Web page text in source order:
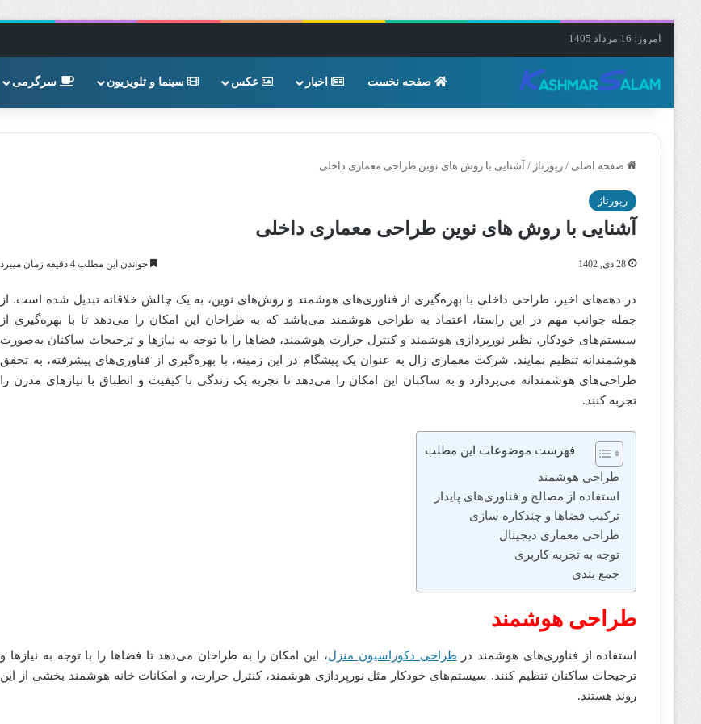
امروز: 16 مرداد 1405
صفحه نخست اخبار عکس سینما و تلویزیون سرگرمی
صفحه اصلی / رپورتاژ / آشنایی با روش های نوین طراحی معماری داخلی
رپورتاژ
آشنایی با روش های نوین طراحی معماری داخلی
28 دی, 1402 خواندن این مطلب 4 دقیقه زمان میبرد
در دهه‌های اخیر، طراحی داخلی با بهره‌گیری از فناوری‌های هوشمند و روش‌های نوین، به یک چالش خلاقانه تبدیل شده است. از
جمله جوانب مهم در این راستا، اعتماد به طراحی هوشمند می‌باشد که به طراحان این امکان را می‌دهد تا با بهره‌گیری از
سیستم‌های خودکار، نظیر نورپردازی هوشمند و کنترل حرارت هوشمند، فضاها را با توجه به نیازها و ترجیحات ساکنان به‌صورت
هوشمندانه تنظیم نمایند. شرکت معماری زال به عنوان یک پیشگام در این زمینه، با بهره‌گیری از فناوری‌های پیشرفته، به تحقق
طراحی‌های هوشمندانه می‌پردازد و به ساکنان این امکان را می‌دهد تا تجربه یک زندگی با کیفیت و انطباق با نیازهای مدرن را
تجربه کنند.
فهرست موضوعات این مطلب
طراحی هوشمند
استفاده از مصالح و فناوری‌های پایدار
ترکیب فضاها و چندکاره ‌سازی
طراحی معماری دیجیتال
توجه به تجربه کاربری
جمع بندی
طراحی هوشمند
استفاده از فناوری‌های هوشمند در طراحی دکوراسیون منزل، این امکان را به طراحان می‌دهد تا فضاها را با توجه به نیازها و
ترجیحات ساکنان تنظیم کنند. سیستم‌های خودکار مثل نورپردازی هوشمند، کنترل حرارت، و امکانات خانه هوشمند بخشی از این
روند هستند.